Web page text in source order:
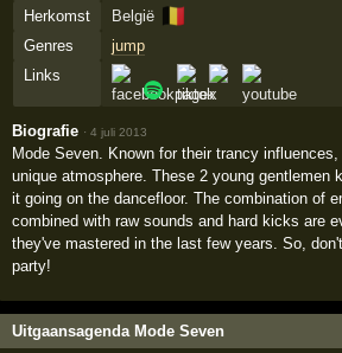
Herkomst
België 🇧🇪
Genres
jump
Links
Biografie ·4 juli 2013
Mode Seven. Known for their trancy
unique atmosphere. These 2 young gentlemen
it going on the dancefloor. The combination of
combined with raw sounds and hard kicks are
they've mastered in the last few years. So,
party!
Uitgaansagenda Mode Seven